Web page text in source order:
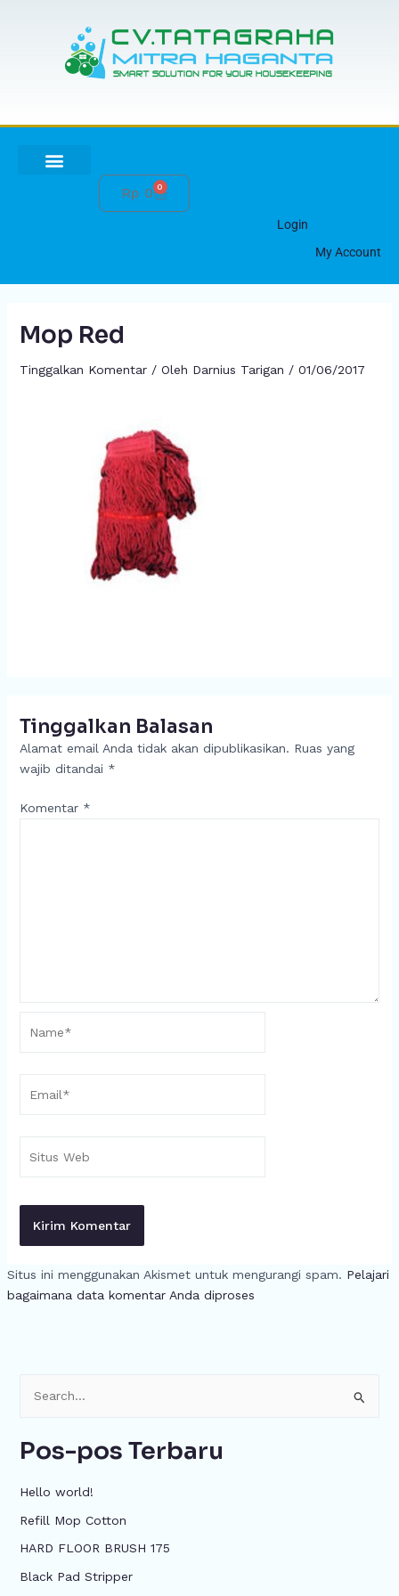
Rp 0 0
Cart
Login
My Account
Mop Red
Tinggalkan Komentar / Oleh Darnius Tarigan / 01/06/2017
Tinggalkan Balasan
Alamat email Anda tidak akan dipublikasikan. Ruas yang
wajib ditandai *
Komentar *
Web
Situs ini menggunakan Akismet untuk mengurangi spam. Pelajari
bagaimana data komentar Anda diproses
u
n
t
u
Pos-pos Terbaru
Hello world!
Refill Mop Cotton
HARD FLOOR BRUSH 175
Black Pad Stripper